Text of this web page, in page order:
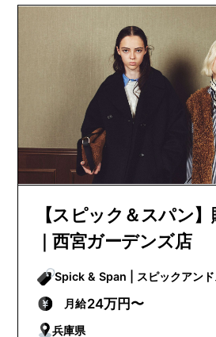
【スピック＆スパン
｜西宮ガーデンズ店
Spick & Span | スピック
月給24万円〜
兵庫県